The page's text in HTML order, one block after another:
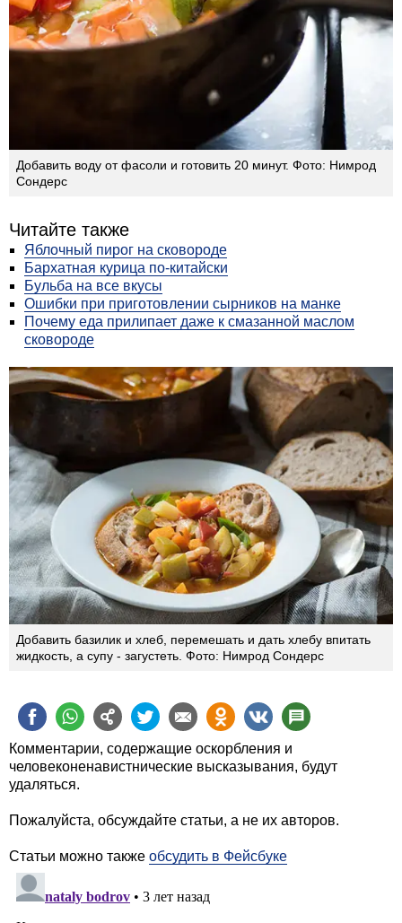
Добавить воду от фасоли и готовить 20 минут. Фото: Нимрод
Сондерс
Читайте также
Яблочный пирог на сковороде
Бархатная курица по-китайски
Бульба на все вкусы
Ошибки при приготовлении сырников на манке
Почему еда прилипает даже к смазанной маслом
сковороде
Добавить базилик и хлеб, перемешать и дать хлебу впитать
жидкость, а супу - загустеть. Фото: Нимрод Сондерс
Комментарии, содержащие оскорбления и
человеконенавистнические высказывания, будут
удаляться.
Пожалуйста, обсуждайте статьи, а не их авторов.
Статьи можно также обсудить в Фейсбуке